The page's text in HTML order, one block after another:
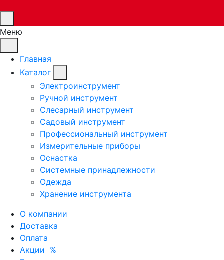
Меню
Главная
Каталог
Электроинструмент
Ручной инструмент
Слесарный инструмент
Садовый инструмент
Профессиональный инструмент
Измерительные приборы
Оснастка
Системные принадлежности
Одежда
Хранение инструмента
О компании
Доставка
Оплата
Акции %